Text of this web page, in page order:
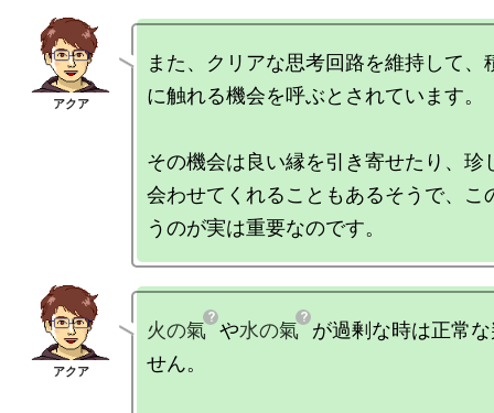
また、クリアな思考回路を維持して、
に触れる機会を呼ぶとされています。
その機会は良い縁を引き寄せたり、珍
会わせてくれることもあるそうで、こ
火の氣 や水の氣
が過剰な時は正常
せん。